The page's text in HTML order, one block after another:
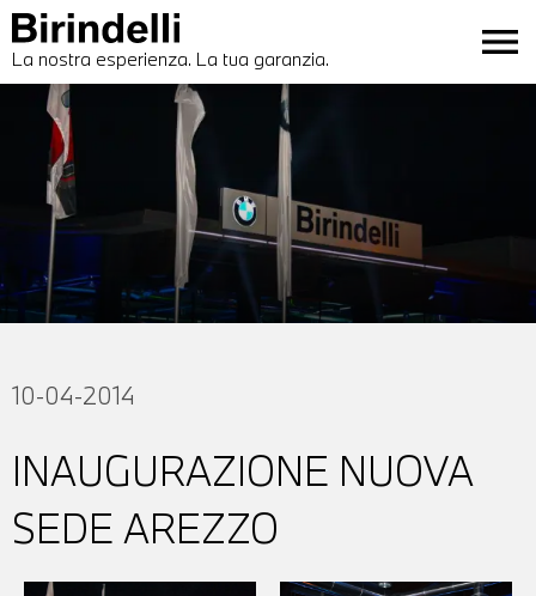
La nostra esperienza. La tua garanzia. menu
10-04-2014
INAUGURAZIONE NUOVA
SEDE AREZZO